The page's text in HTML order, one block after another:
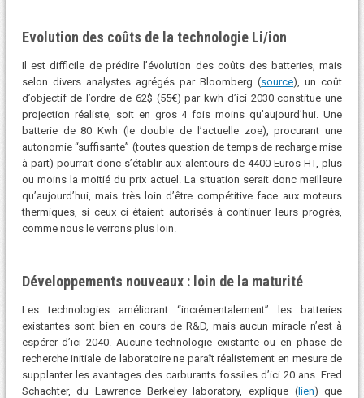
Evolution des coûts de la technologie Li/ion
Il est difficile de prédire l’évolution des coûts des batteries, mais
selon divers analystes agrégés par Bloomberg (source), un coût
d’objectif de l’ordre de 62$ (55€) par kwh d’ici 2030 constitue une
projection réaliste, soit en gros 4 fois moins qu’aujourd’hui. Une
batterie de 80 Kwh (le double de l’actuelle zoe), procurant une
autonomie “suffisante” (toutes question de temps de recharge mise
à part) pourrait donc s’établir aux alentours de 4400 Euros HT, plus
ou moins la moitié du prix actuel. La situation serait donc meilleure
qu’aujourd’hui, mais très loin d’être compétitive face aux moteurs
thermiques, si ceux ci étaient autorisés à continuer leurs progrès,
comme nous le verrons plus loin.
Développements nouveaux : loin de la maturité
Les technologies améliorant “incrémentalement” les batteries
existantes sont bien en cours de R&D, mais aucun miracle n’est à
espérer d’ici 2040. Aucune technologie existante ou en phase de
recherche initiale de laboratoire ne paraît réalistement en mesure de
supplanter les avantages des carburants fossiles d’ici 20 ans. Fred
Schachter, du Lawrence Berkeley laboratory, explique (lien) que